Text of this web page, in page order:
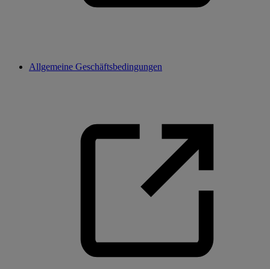
Allgemeine Geschäftsbedingungen